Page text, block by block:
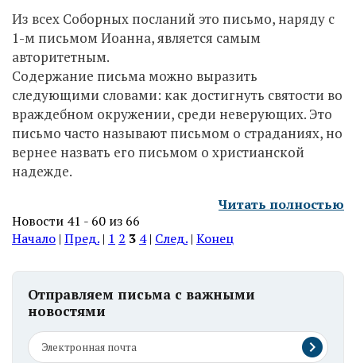
Из всех Соборных посланий это письмо, наряду с
1-м письмом Иоанна, является самым
авторитетным.
Содержание письма можно выразить
следующими словами: как достигнуть святости во
враждебном окружении, среди неверующих. Это
письмо часто называют письмом о страданиях, но
вернее назвать его письмом о христианской
надежде.
Читать полностью
Новости 41 - 60 из 66
Начало | Пред. | 1 2 3 4| След. | Конец
Отправляем письма с важными
новостями